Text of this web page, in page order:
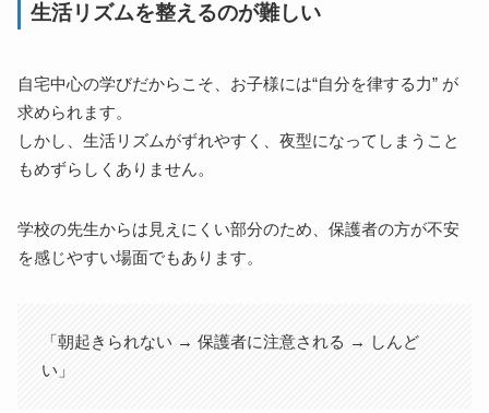
生活リズムを整えるのが難しい
自宅中心の学びだからこそ、お子様には“自分を律する力” が
求められます。
しかし、生活リズムがずれやすく、夜型になってしまうこと
もめずらしくありません。
学校の先生からは見えにくい部分のため、保護者の方が不安
を感じやすい場面でもあります。
「朝起きられない → 保護者に注意される → しんど
い」